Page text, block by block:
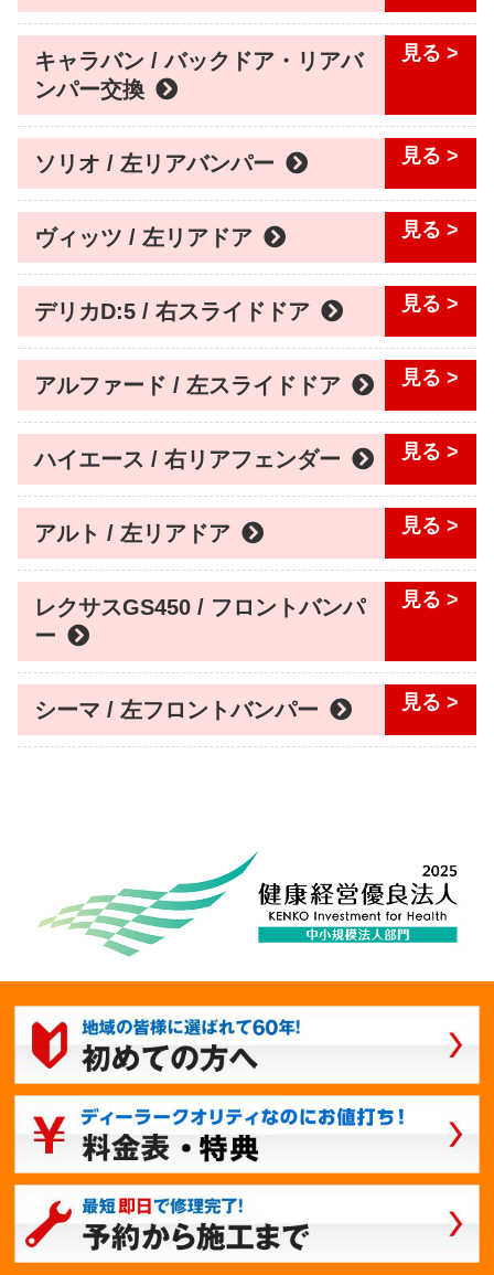
キャラバン / バックドア・リアバ
ンパー交換
ソリオ / 左リアバンパー
ヴィッツ / 左リアドア
デリカD:5 / 右スライドドア
アルファード / 左スライドドア
ハイエース / 右リアフェンダー
アルト / 左リアドア
レクサスGS450 / フロントバンパ
ー
シーマ / 左フロントバンパー